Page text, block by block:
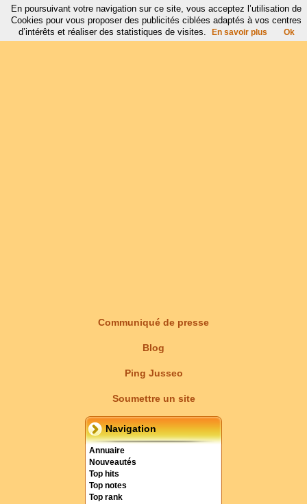
Communiqué de presse
Blog
Ping Jusseo
Soumettre un site
Navigation
Annuaire
Nouveautés
Top hits
Top notes
Top rank
En poursuivant votre navigation sur ce site, vous acceptez l’utilisation de
Cookies pour vous proposer des publicités ciblées adaptés à vos centres
d’intérêts et réaliser des statistiques de visites.
En savoir plus Ok